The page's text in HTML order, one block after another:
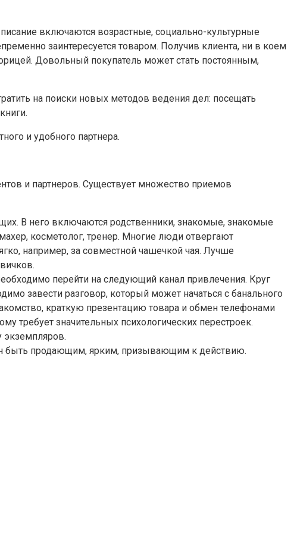
включаются возрастные, социально-культурные
заинтересуется товаром. Получив клиента, ни в коем
Довольный покупатель может стать постоянным,
на поиски новых методов ведения дел: посещать
и удобного партнера.
и партнеров. Существует множество приемов
В него включаются родственники, знакомые, знакомые
косметолог, тренер. Многие люди отвергают
например, за совместной чашечкой чая. Лучше
перейти на следующий канал привлечения. Круг
завести разговор, который может начаться с банального
краткую презентацию товара и обмен телефонами
требует значительных психологических перестроек.
экземпляров.
быть продающим, ярким, призывающим к действию.